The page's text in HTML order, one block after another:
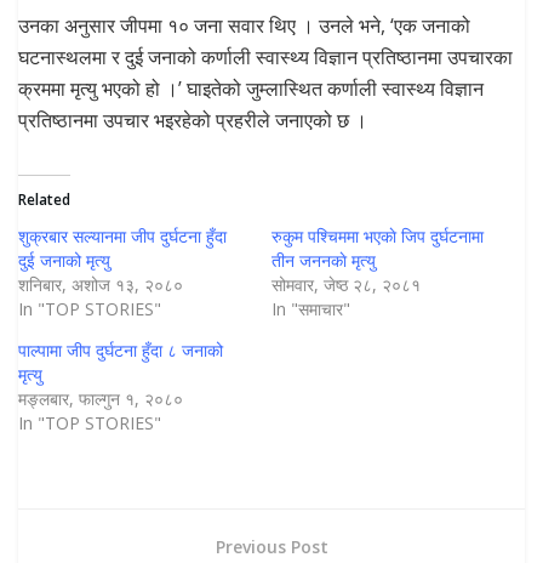
उनका अनुसार जीपमा १० जना सवार थिए । उनले भने, ‘एक जनाको
घटनास्थलमा र दुई जनाको कर्णाली स्वास्थ्य विज्ञान प्रतिष्ठानमा उपचारका
क्रममा मृत्यु भएको हो ।’ घाइतेको जुम्लास्थित कर्णाली स्वास्थ्य विज्ञान
प्रतिष्ठानमा उपचार भइरहेको प्रहरीले जनाएको छ ।
Related
शुक्रबार सल्यानमा जीप दुर्घटना हुँदा
दुई जनाको मृत्यु
शनिबार, अशोज १३, २०८०
In "TOP STORIES"
रुकुम पश्चिममा भएकाे जिप दुर्घटनामा
तीन जननकाे मृत्यु
सोमवार, जेष्ठ २८, २०८१
In "समाचार"
पाल्पामा जीप दुर्घटना हुँदा ८ जनाको
मृत्यु
मङ्लबार, फाल्गुन १, २०८०
In "TOP STORIES"
Previous Post